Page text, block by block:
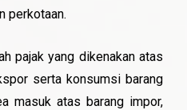
perkotaan.
pajak yang dikenakan atas
serta konsumsi barang
masuk atas barang impor,